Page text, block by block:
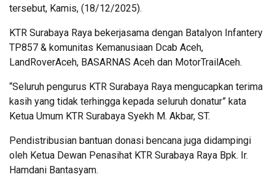
tersebut, Kamis, (18/12/2025).
KTR Surabaya Raya bekerjasama dengan Batalyon Infantery
TP857 & komunitas Kemanusiaan Dcab Aceh,
LandRoverAceh, BASARNAS Aceh dan MotorTrailAceh.
“Seluruh pengurus KTR Surabaya Raya mengucapkan terima
kasih yang tidak terhingga kepada seluruh donatur” kata
Ketua Umum KTR Surabaya Syekh M. Akbar, ST.
Pendistribusian bantuan donasi bencana juga didampingi
oleh Ketua Dewan Penasihat KTR Surabaya Raya Bpk. Ir.
Hamdani Bantasyam.